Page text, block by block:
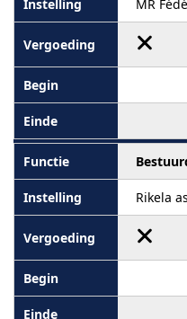
MR
Rikela